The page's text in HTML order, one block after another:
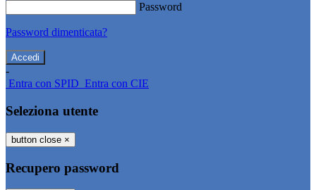
Password
Password dimenticata?
-
Entra con SPID Entra con CIE
Seleziona utente
button close ×
Recupero password